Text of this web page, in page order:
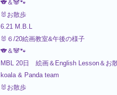
🐨＆🐼🐾
🐰お散歩
6.21 M.B.L
🐰６/20絵画教室&午後の様子
🐨＆🐼🐾
MBL 20日 絵画＆English Lesson＆お
koala & Panda team
🐰お散歩